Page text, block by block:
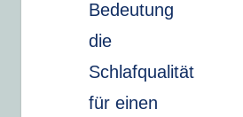
Bedeutung
die
Schlafqualität
für einen